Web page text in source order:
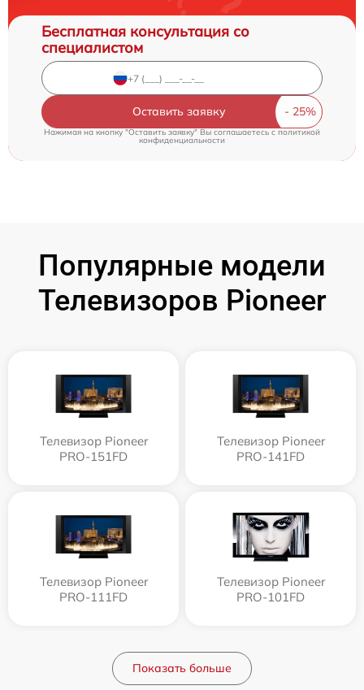
Бесплатная консультация со
специалистом
Оставить заявку
Нажимая на кнопку "Оставить заявку" Вы соглашаетесь cполитикой
конфиденциальности
Популярные модели
Телевизоров Pioneer
Телевизор Pioneer
PRO-151FD
Телевизор Pioneer
PRO-141FD
Телевизор Pioneer
PRO-111FD
Телевизор Pioneer
PRO-101FD
Показать больше